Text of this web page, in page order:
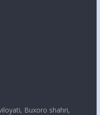
Buxoro shahri,